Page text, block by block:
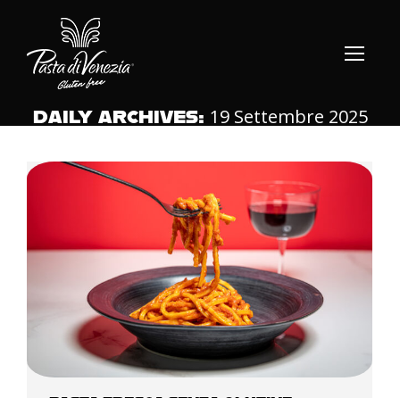
DAILY ARCHIVES: 19 Settembre 2025